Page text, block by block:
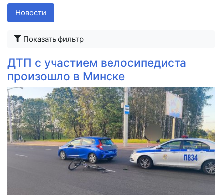
Новости
Показать фильтр
ДТП с участием велосипедиста
произошло в Минске